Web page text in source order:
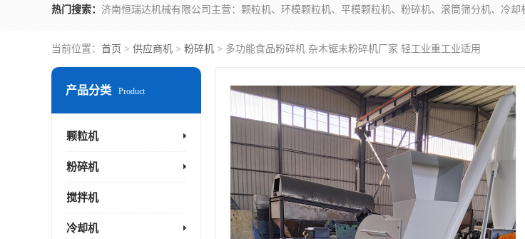
热门搜索：
当前位置： 首页 > 供应商机 > 粉碎机 > 多功能食品粉碎机 杂木锯末粉碎机厂家 轻工业重工业适用
产品分类 Product
颗粒机
粉碎机
搅拌机
冷却机